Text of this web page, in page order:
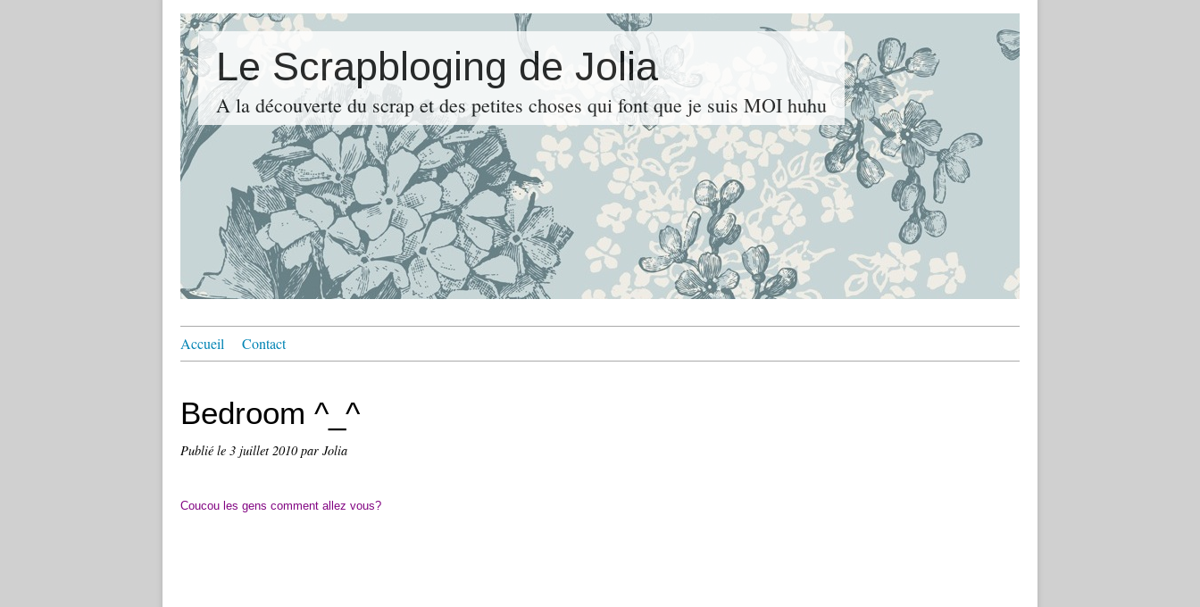
Le Scrapbloging de Jolia
A la découverte du scrap et des petites choses qui font que je suis MOI huhu
Accueil Contact
Bedroom ^_^
Publié le 3 juillet 2010par Jolia
Coucou les gens comment allez vous?